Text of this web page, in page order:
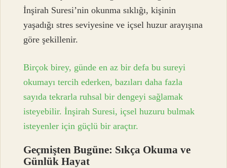
İnşirah Suresi’nin okunma sıklığı, kişinin
yaşadığı stres seviyesine ve içsel huzur arayışına
göre şekillenir.
Birçok birey, günde en az bir defa bu sureyi
okumayı tercih ederken, bazıları daha fazla
sayıda tekrarla ruhsal bir dengeyi sağlamak
isteyebilir. İnşirah Suresi, içsel huzuru bulmak
isteyenler için güçlü bir araçtır.
Geçmişten Bugüne: Sıkça Okuma ve
Günlük Hayat